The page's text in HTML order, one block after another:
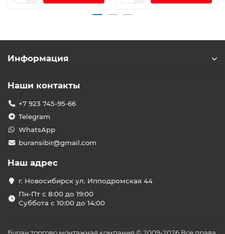
Информация
Наши контакты
+7 923 745-95-66
Telegram
WhatsApp
buransibir@gmail.com
Наш адрес
г. Новосибирск ул. Ипподромская 44
Пн-Пт с 8:00 до 19:00
Суббота с 10:00 до 14:00